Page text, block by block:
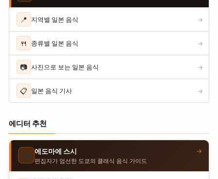
📍 지역별 일본 음식 →
🍴 종류별 일본 음식 →
📷 사진으로 보는 일본 음식 →
📋 일본 음식 기사 →
에디터 추천
🍣 에도마에 스시
편집자가 엄선한 도쿄의 클래식 음식 가이드
→